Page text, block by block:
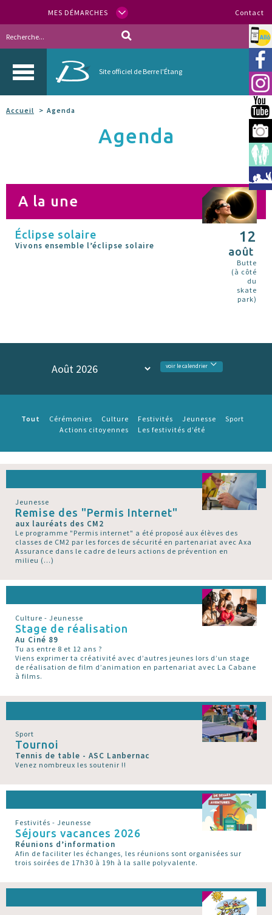
MES DÉMARCHES Contact
Site officiel de Berre l'Étang
Allo
Accueil Agenda
Agenda
A la une
Éclipse solaire
Vivons ensemble l’éclipse solaire
12
août
Butte
(à côté
du
skate
park)
voir le calendrier
Tout Cérémonies Culture Festivités Jeunesse
Sport
Actions citoyennes
Les festivités d’été
Jeunesse
Remise des "Permis Internet"
aux lauréats des CM2
Le programme "Permis internet" a été proposé aux élèves des
classes de CM2 par les forces de sécurité en partenariat avec Axa
Assurance dans le cadre de leurs actions de prévention en
milieu (…)
Culture - Jeunesse
Stage de réalisation
Au Ciné 89
Tu as entre 8 et 12 ans ?
Viens exprimer ta créativité avec d’autres jeunes lors d’un stage
de réalisation de film d’animation en partenariat avec La Cabane
à films.
Sport
Tournoi
Tennis de table - ASC Lanbernac
Venez nombreux les soutenir !!
Festivités - Jeunesse
Séjours vacances 2026
Réunions d’information
Afin de faciliter les échanges, les réunions sont organisées sur
trois soirées de 17h30 à 19h à la salle polyvalente.